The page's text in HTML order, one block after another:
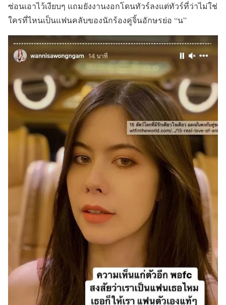
ซ่อนเอาไว้เงียบๆ แถมยังงานงอกโดนทัวร์ลงแต่ทัวร์ที่ว่าไม่ใช่
ใครที่ไหนเป็นแฟนคลับของนักร้องคู่จิ้นอักษรย่อ “น”